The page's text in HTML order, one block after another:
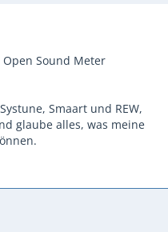
Open Sound Meter
Smaart und REW,
glaube alles, was meine